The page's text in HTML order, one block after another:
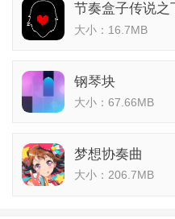
节奏盒子传说之
大小：16.7MB
钢琴块
大小：67.66MB
梦想协奏曲
大小：206.7MB